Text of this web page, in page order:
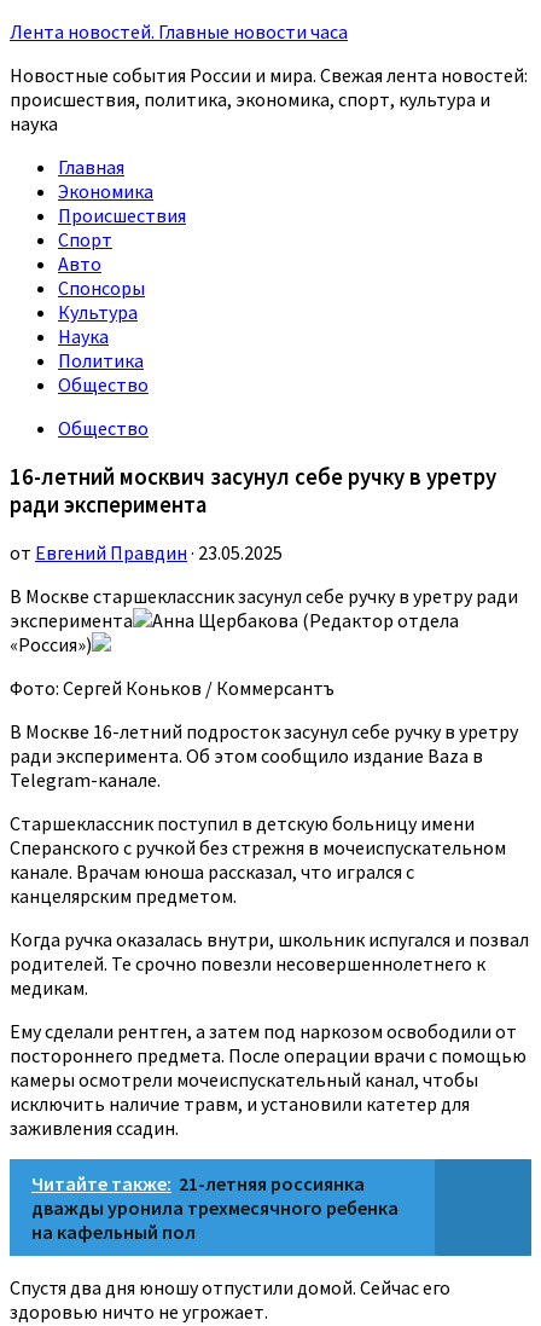
Лента новостей. Главные новости часа
Новостные события России и мира. Свежая лента новостей:
происшествия, политика, экономика, спорт, культура и
наука
Главная
Экономика
Происшествия
Спорт
Авто
Спонсоры
Культура
Наука
Политика
Общество
Общество
16-летний москвич засунул себе ручку в уретру
ради эксперимента
от Евгений Правдин · 23.05.2025
В Москве старшеклассник засунул себе ручку в уретру ради
эксперимента
Анна Щербакова (Редактор отдела
«Россия»)
Фото: Сергей Коньков / Коммерсантъ
В Москве 16-летний подросток засунул себе ручку в уретру
ради эксперимента. Об этом сообщило издание Baza в
Telegram-канале.
Старшеклассник поступил в детскую больницу имени
Сперанского с ручкой без стрежня в мочеиспускательном
канале. Врачам юноша рассказал, что игрался с
канцелярским предметом.
Когда ручка оказалась внутри, школьник испугался и позвал
родителей. Те срочно повезли несовершеннолетнего к
медикам.
Ему сделали рентген, а затем под наркозом освободили от
постороннего предмета. После операции врачи с помощью
камеры осмотрели мочеиспускательный канал, чтобы
исключить наличие травм, и установили катетер для
заживления ссадин.
Читайте также: 21-летняя россиянка
дважды уронила трехмесячного ребенка
на кафельный пол
Спустя два дня юношу отпустили домой. Сейчас его
здоровью ничто не угрожает.